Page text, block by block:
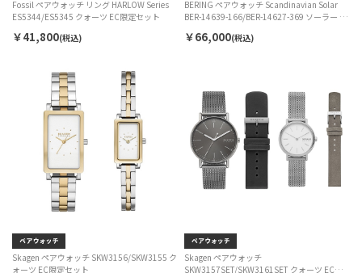
Fossil ペアウォッチ リング HARLOW Series
ES5344/ES5345 クォーツ EC限定セット
￥41,800(税込)
BERING ペアウォッチ Scandinavian Solar
BER-14639-166/BER-14627-369 ソーラー EC
￥66,000(税込)
Skagen ペアウォッチ SKW3156/SKW3155 ク
ォーツ EC限定セット
Skagen ペアウォッチ
SKW3157SET/SKW3161SET クォーツ EC限